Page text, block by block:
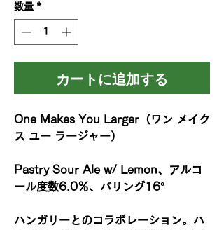
数量 *
カートに追加する
One Makes You Larger（ワン メイク
ス ユー ラージャー）
Pastry Sour Ale w/ Lemon、アルコ
ール度数6.0％、バリング16°
ハンガリーとのコラボレーション。ハ